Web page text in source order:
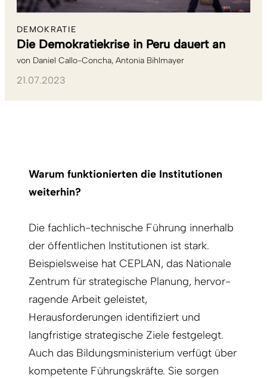
DEMOKRATIE
Die Demokratiekrise in Peru dauert an
von Daniel Callo-Concha Antonia Bihlmayer
21.07.2023
Warum funktionierten die Institutionen
weiterhin?
Die fachlich-technische Führung innerhalb
der öffent­lichen Institutionen ist stark.
Beispielsweise hat CEPLAN, das Nationale
Zentrum für strategische Planung, hervor­
ragende Arbeit geleistet,
Herausforderungen identifiziert und
langfristige strategische Ziele festgelegt.
Auch das Bildungsministerium verfügt über
kompetente Führungs­kräfte. Sie sorgen